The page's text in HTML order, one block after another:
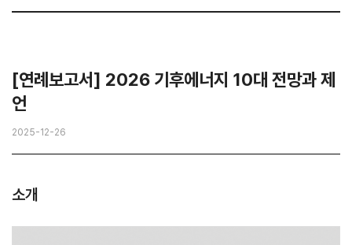
[연례보고서] 2026 기후에너지 10대 전망과 제
언
2025-12-26
소개